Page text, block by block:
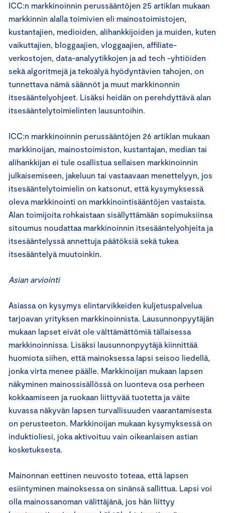
ICC:n markkinoinnin perussääntöjen 25 artiklan mukaan
markkinnin alalla toimivien eli mainostoimistojen,
kustantajien, medioiden, alihankkijoiden ja muiden, kuten
vaikuttajien, bloggaajien, vloggaajien, affiliate-
verkostojen, data-analyytikkojen ja ad tech -yhtiöiden
sekä algoritmejä ja tekoälyä hyödyntävien tahojen, on
tunnettava nämä säännöt ja muut markkinonnin
itsesääntelyohjeet. Lisäksi heidän on perehdyttävä alan
itsesääntelytoimielinten lausuntoihin.
ICC:n markkinoinnin perussääntöjen 26 artiklan mukaan
markkinoijan, mainostoimiston, kustantajan, median tai
alihankkijan ei tule osallistua sellaisen markkinoinnin
julkaisemiseen, jakeluun tai vastaavaan menettelyyn, jos
itsesääntelytoimielin on katsonut, että kysymyksessä
oleva markkinointi on markkinointisääntöjen vastaista.
Alan toimijoita rohkaistaan sisällyttämään sopimuksiinsa
sitoumus noudattaa markkinoinnin itsesääntelyohjeita ja
itsesääntelyssä annettuja päätöksiä sekä tukea
itsesääntelyä muutoinkin.
Asian arviointi
Asiassa on kysymys elintarvikkeiden kuljetuspalvelua
tarjoavan yrityksen markkinoinnista. Lausunnonpyytäjän
mukaan lapset eivät ole välttämättömiä tällaisessa
markkinoinnissa. Lisäksi lausunnonpyytäjä kiinnittää
huomiota siihen, että mainoksessa lapsi seisoo liedellä,
jonka virta menee päälle. Markkinoijan mukaan lapsen
näkyminen mainossisällössä on luonteva osa perheen
kokkaamiseen ja ruokaan liittyvää tuotetta ja väite
kuvassa näkyvän lapsen turvallisuuden vaarantamisesta
on perusteeton. Markkinoijan mukaan kysymyksessä on
induktioliesi, joka aktivoituu vain oikeanlaisen astian
kosketuksesta.
Mainonnan eettinen neuvosto toteaa, että lapsen
esiintyminen mainoksessa on sinänsä sallittua. Lapsi voi
olla mainossanoman välittäjänä, jos hän liittyy